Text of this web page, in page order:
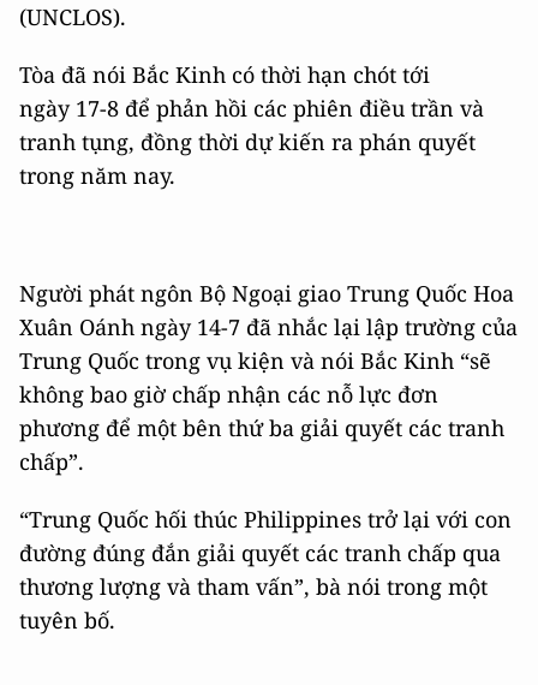
(UNCLOS).
Tòa đã nói Bắc Kinh có thời hạn chót tới
ngày 17-8 để phản hồi các phiên điều trần và
tranh tụng, đồng thời dự kiến ra phán quyết
trong năm nay.
Người phát ngôn Bộ Ngoại giao Trung Quốc Hoa
Xuân Oánh ngày 14-7 đã nhắc lại lập trường của
Trung Quốc trong vụ kiện và nói Bắc Kinh “sẽ
không bao giờ chấp nhận các nỗ lực đơn
phương để một bên thứ ba giải quyết các tranh
chấp”.
“Trung Quốc hối thúc Philippines trở lại với con
đường đúng đắn giải quyết các tranh chấp qua
thương lượng và tham vấn”, bà nói trong một
tuyên bố.